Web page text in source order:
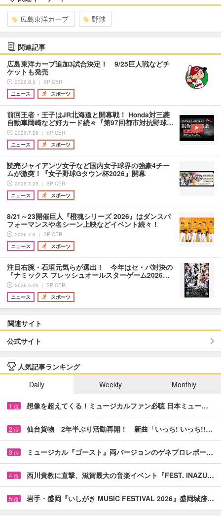
広島東洋カープ 野球
関連記事
広島東洋カープ追加3試合決定！ 9/25巨人戦などチ
ケットも発売
2026.8.8 ｜ SPICER
ニュース
スポーツ
前回王者・王子はJR北海道と開幕戦！ Honda対三菱
自動車岡崎など好カード続々『第97回都市対抗野球…
2026.7.29 ｜ SPICER
ニュース
スポーツ
読売ジャイアンツ女子など国内女子球界の強豪4チー
ムが激突！『女子野球Gタウン杯2026』開幕
2026.7.25 ｜ SPICER
ニュース
スポーツ
8/21～23開催巨人『橙魂シリーズ 2026』はダンスパ
フォーマンスや名シーン上映などイベント続々！
2026.7.9 ｜ SPICER
ニュース
スポーツ
注目右腕・石垣元気らが選出！ 今年はセ・パ対決の
『ナミックス フレッシュオールスターゲーム2026…
2026.6.29 ｜ SPICER
ニュース
スポーツ
関連サイト
公式サイト
人気記事ランキング
Daily
Weekly Monthly
1 位 想像を超えてくる！ミュージカルファン必聴 日本ミュー…
2 位 仙台貨物 2年半ぶり活動再開！ 新曲「いっち! いっち!!…
3 位 ミュージカル『ゴースト』両バージョンのゲネプロレポー…
4 位 西川貴教に直撃、滋賀最大の音楽イベント『FEST. INAZU…
5 位 岩手・盛岡『いしがき MUSIC FESTIVAL 2026』盛岡城跡…